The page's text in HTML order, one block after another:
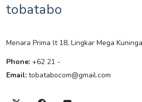
tobatabo
Menara Prima lt 18, Lingkar Mega
Phone: +62 21 -
Email: tobatabocom@gmail.com